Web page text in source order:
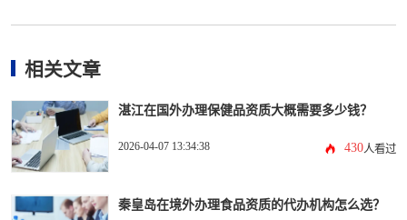
相关文章
湛江在国外办理保健品资质大概需要多少钱？
2026-04-07 13:34:38 430人看过
秦皇岛在境外办理食品资质的代办机构怎么选？